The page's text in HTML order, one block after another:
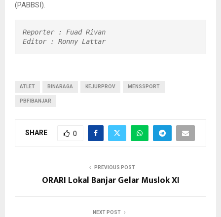
(PABBSI).
Reporter : Fuad Rivan
Editor : Ronny Lattar
ATLET BINARAGA KEJURPROV MENSSPORT
PBFIBANJAR
SHARE 0
PREVIOUS POST
ORARI Lokal Banjar Gelar Muslok XI
NEXT POST